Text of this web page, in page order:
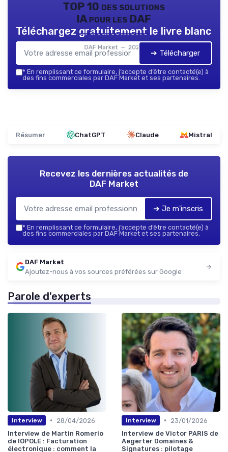
TOP 10 des solutions
IA pour les DAF
DAF Market — 2026
Téléchargez gratuitement le livre blanc
➔ Télécharger
* En remplissant ce formulaire, j’accepte d’être contacté(e) à
des fins commerciales par DAF Market et ses partenaires.
Résumer ChatGPT Claude Mistral
Recevez les dernières actualités de
DAF Market
➔ Je m'inscris
* En remplissant ce formulaire, j’accepte d’être contacté(e) à
des fins commerciales par DAF Market et ses partenaires.
DAF Market
Ajoutez-nous à vos sources préférées sur Google
Parole d'experts
Interview •
28/04/2026
Interview de Martin Romerio
de IOPOLE : Facturation
électronique : comment la
Interview •
23/01/2026
Interview de Victor PARIS de
Aegerter Domaines &
Signatures : pilotage